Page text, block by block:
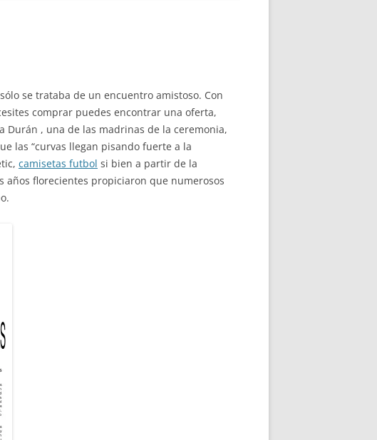
se trataba de un encuentro amistoso. Con
comprar puedes encontrar una oferta,
Durán , una de las madrinas de la ceremonia,
las “curvas llegan pisando fuerte a la
camisetas futbol si bien a partir de la
años florecientes propiciaron que numerosos